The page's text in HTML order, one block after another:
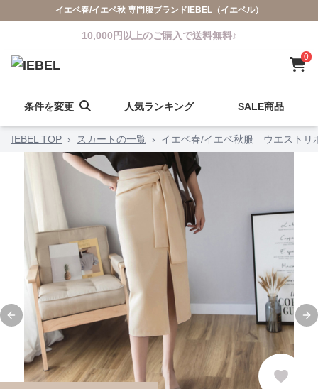
イエベ春/イエベ秋 専門服ブランドIEBEL（イエベル）
10,000円以上のご購入で送料無料♪
0
条件を変更 人気ランキング SALE商品
IEBEL TOP › スカートの一覧 › イエベ春/イエベ秋服 ウエストリ
Previous slide